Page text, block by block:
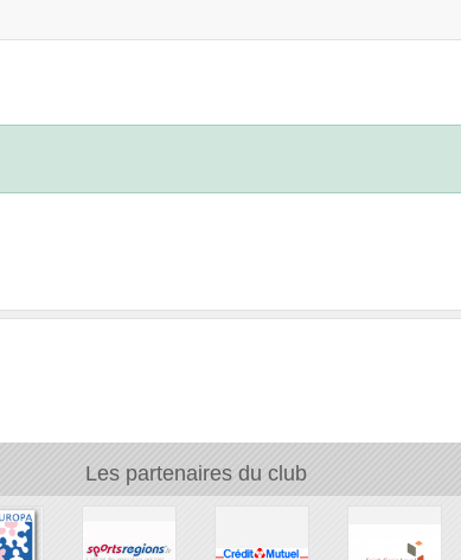
Les partenaires du club